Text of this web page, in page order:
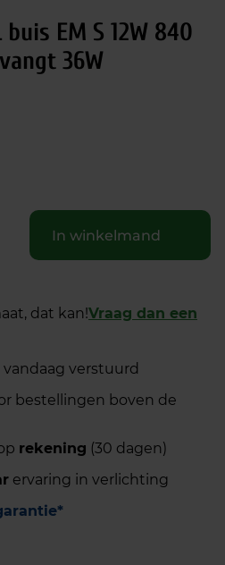
buis EM S 12W 840
36W
In winkelmand
dat kan!Vraag dan een
vandaag verstuurd
bestellingen boven de
rekening (30 dagen)
ervaring in verlichting